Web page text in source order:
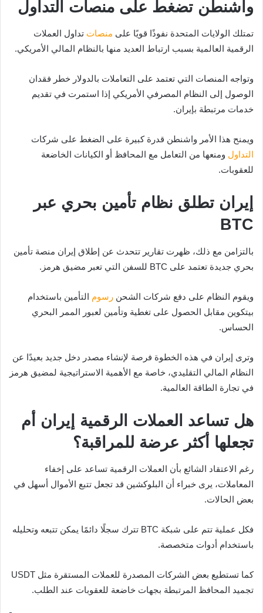
واشنطن تضغط على منصات التداول
تمتلك الولايات المتحدة نفوذًا قويًا على منصات تداول العملات
الرقمية العالمية بسبب ارتباط العديد منها بالنظام المالي الأمريكي.
وتواجه المنصات التي تعتمد على التعاملات بالدولار خطر فقدان
الوصول إلى النظام المصرفي الأمريكي إذا استمرت في تقديم
خدمات مرتبطة بإيران.
ويمنح هذا الأمر واشنطن قدرة كبيرة على الضغط على شركات
التداول ومنعها من التعامل مع المحافظ أو الكيانات الخاضعة
للعقوبات.
إيران تطلق نظام تأمين بحري عبر
BTC
بالتزامن مع ذلك، ظهرت تقارير تتحدث عن إطلاق إيران منصة تأمين
بحري جديدة تعتمد على BTC للسفن التي تعبر مضيق هرمز.
ويقوم النظام على دفع شركات الشحن رسوم التأمين باستخدام
بيتكوين مقابل الحصول على تغطية وتأمين لعبور الممر البحري
الحساس.
وترى إيران في هذه الخطوة فرصة لإنشاء مصدر دخل جديد بعيدًا عن
النظام المالي التقليدي، خاصة مع الأهمية الاستراتيجية لمضيق هرمز
في تجارة الطاقة العالمية.
هل تساعد العملات الرقمية إيران أم
تجعلها أكثر عرضة للمراقبة؟
رغم الاعتقاد الشائع بأن العملات الرقمية تساعد على إخفاء
المعاملات، يرى خبراء أن البلوكشين قد تجعل تتبع الأموال أسهل في
بعض الحالات.
فكل عملية تتم على شبكة BTC تترك سجلًا دائمًا يمكن تتبعه وتحليله
باستخدام أدوات متخصصة.
كما تستطيع بعض الشركات المصدرة للعملات المستقرة مثل USDT
تجميد المحافظ المرتبطة بجهات خاضعة للعقوبات عند الطلب.